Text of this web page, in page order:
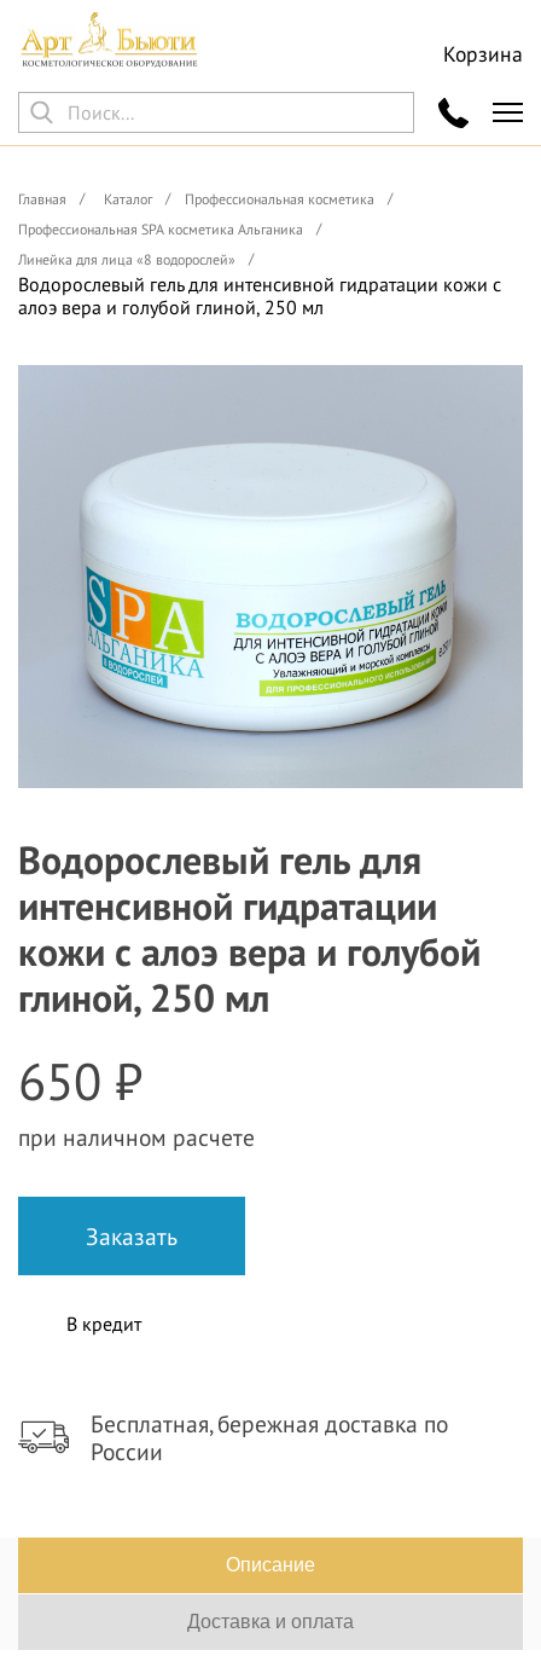
Корзина
Главная Каталог
Профессиональная косметика
Профессиональная SPA косметика Альганика
Линейка для лица «8 водорослей»
Водорослевый гель для интенсивной гидратации кожи с
алоэ вера и голубой глиной, 250 мл
Водорослевый гель для
интенсивной гидратации
кожи с алоэ вера и голубой
глиной, 250 мл
650 ₽
при наличном расчете
В кредит
Бесплатная, бережная доставка по
России
Описание
Доставка и оплата